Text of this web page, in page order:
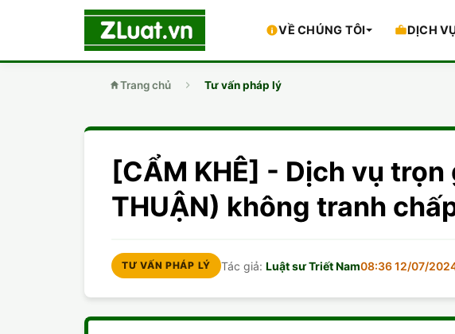
VỀ CHÚNG TÔI DỊCH
Trang chủ Tư vấn pháp lý
[CẨM KHÊ] - Dịch vụ
THUẬN) không tranh
TƯ VẤN PHÁP LÝ Tác giả:Luật sư Triết Nam08:36 12/07/